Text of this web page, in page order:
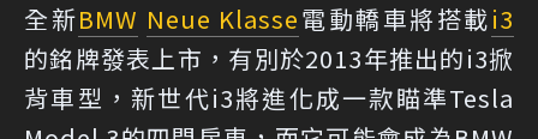
全新BMW Neue Klasse電動轎車將搭載i3
的銘牌發表上市，有別於2013年推出的i3掀
背車型，新世代i3將進化成一款瞄準Tesla